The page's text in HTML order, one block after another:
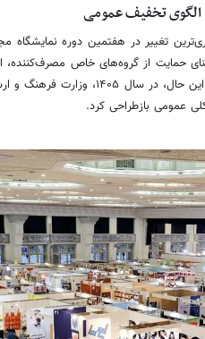
الگوی تخفیف عمومی
تغییر در هفتمین دوره نمایشگاه
حمایت از گروه‌های خاص مصرف‌کننده،
و اعضای هیئت علمی و اهالی قلم استوار بود. با
عمومی بازطراحی کرد.